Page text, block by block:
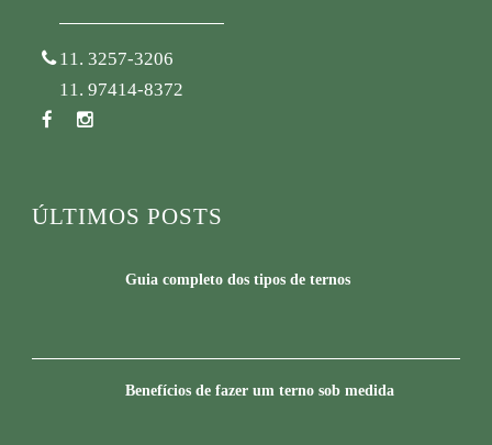
11. 3257-3206
11. 97414-8372
ÚLTIMOS POSTS
Guia completo dos tipos de ternos
Benefícios de fazer um terno sob medida